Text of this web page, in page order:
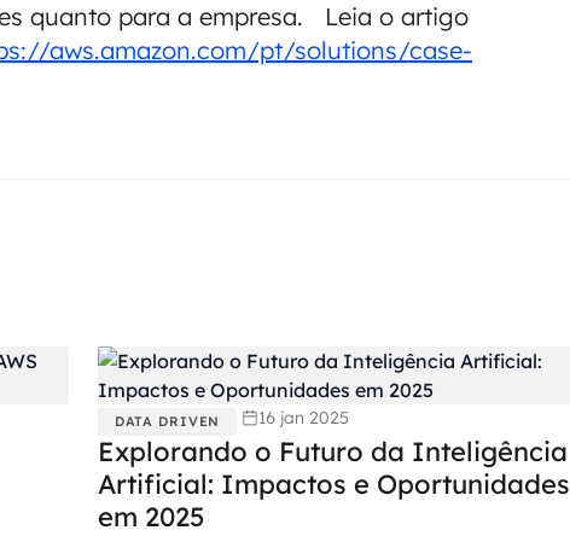
quanto para a empresa. Leia o artigo
aws.amazon.com/pt/solutions/case-
DATA DRIVEN 16 jan 2025
Explorando o Futuro da Inteligência
Artificial: Impactos e Oportunidades
em 2025